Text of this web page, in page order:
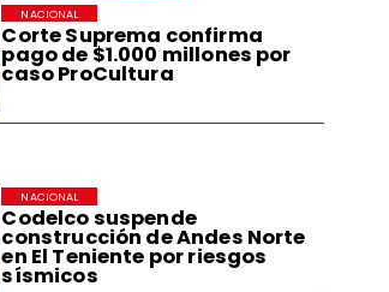
Corte Suprema confirma
pago de $1.000 millones por
caso ProCultura
NACIONAL
Codelco suspende
construcción de Andes Norte
en El Teniente por riesgos
sísmicos
NACIONAL